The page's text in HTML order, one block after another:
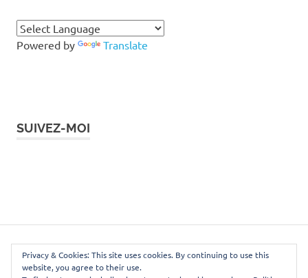
Powered by Translate
SUIVEZ-MOI
WordPress Theme: Poseidon by ThemeZee.
Privacy & Cookies: This site uses cookies. By continuing to use this
website, you agree to their use.